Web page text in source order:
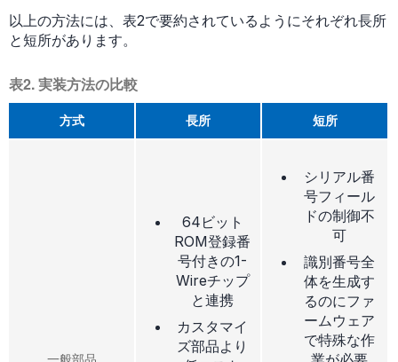
以上の方法には、表2で要約されているようにそれぞれ長所
と短所があります。
表2. 実装方法の比較
方式 長所 短所
一般部品
64ビット
ROM登録番
号付きの1-
Wireチップ
と連携
カスタマイ
ズ部品より
シリアル番
号フィール
ドの制御不
可
識別番号全
体を生成す
るのにファ
ームウェア
で特殊な作